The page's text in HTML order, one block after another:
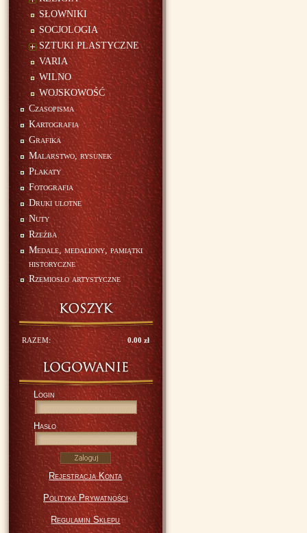
SŁOWNIKI
SOCJOLOGIA
SZTUKI PLASTYCZNE
VARIA
WILNO
WOJSKOWOŚĆ
Czasopisma
Kartografia
Grafika
Malarstwo, rysunek
Plakaty
Fotografia
Druki ulotne
Nuty
Rzeźba
Medale, medaliony, pamiątki
historyczne
Rzemiosło artystyczne
RAZEM: 0.00 zł
Login
Hasło
Rejestracja Konta
Polityka Prywatności
Regulamin Sklepu